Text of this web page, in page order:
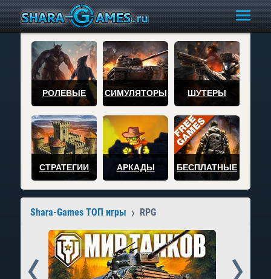
РОЛЕВЫЕ СИМУЛЯТОРЫ ШУТЕРЫ
СТРАТЕГИИ АРКАДЫ БЕСПЛАТНЫЕ
Shara-Games ТОП игры RPG
Prev